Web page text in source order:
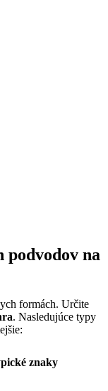
podvodov na
formách. Určite
. Nasledujúce typy
znaky